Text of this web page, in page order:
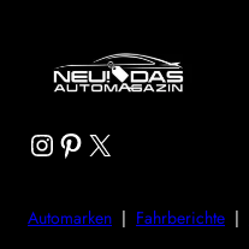
Instagram
Pinterest
X
Automarken | Fahrberichte |